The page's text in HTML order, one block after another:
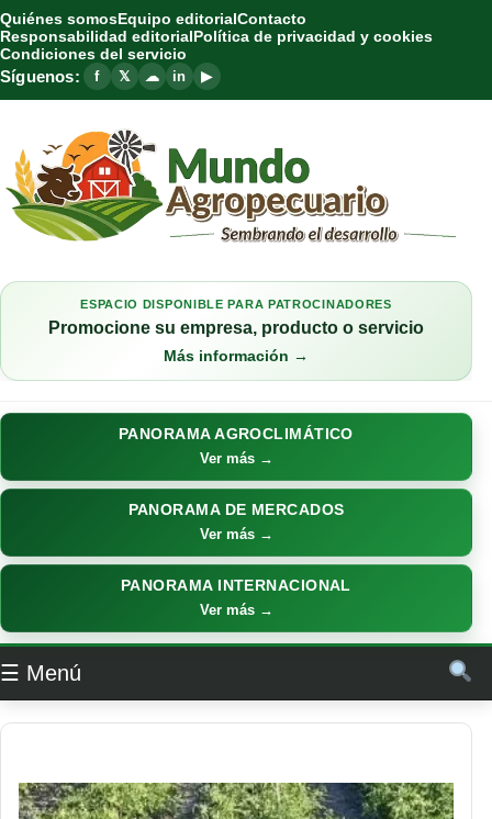
Quiénes somosEquipo editorialContacto
Responsabilidad editorialPolítica de privacidad y cookies
Condiciones del servicio
Síguenos: f 𝕏 ☁ in ▶
ESPACIO DISPONIBLE PARA PATROCINADORES
Promocione su empresa, producto o servicio
Más información →
PANORAMA AGROCLIMÁTICO
Ver más →
PANORAMA DE MERCADOS
Ver más →
PANORAMA INTERNACIONAL
Ver más →
☰ Menú